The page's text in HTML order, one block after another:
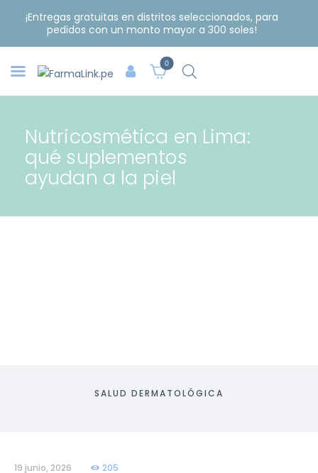
¡Entregas gratuitas en distritos seleccionados, para
pedidos con un monto mayor a 300 soles!
0
Nutricosmética en Lima:
qué suplementos
ayudan a la piel
SALUD DERMATOLÓGICA
19 junio, 2026 205